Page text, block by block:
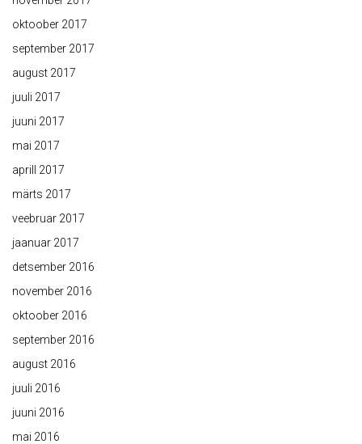
oktoober 2017
september 2017
august 2017
juuli 2017
juuni 2017
mai 2017
aprill 2017
märts 2017
veebruar 2017
jaanuar 2017
detsember 2016
november 2016
oktoober 2016
september 2016
august 2016
juuli 2016
juuni 2016
mai 2016